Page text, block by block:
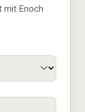
mit Enoch